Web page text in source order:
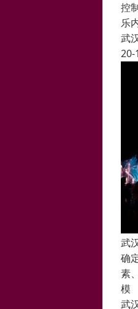
控
乐
武
20-
武
确
素
模
武